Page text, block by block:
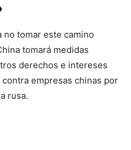
no tomar este camino
tomará medidas
derechos e intereses
empresas chinas por
rusa.